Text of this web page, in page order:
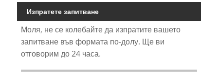
Изпратете запитване
Моля, не се колебайте да изпратите вашето
запитване във формата по-долу. Ще ви
отговорим до 24 часа.